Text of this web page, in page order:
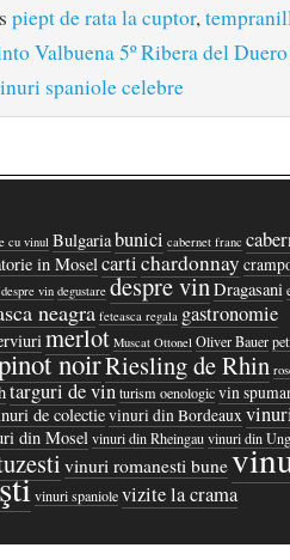
piept de rata la cuptor,
Valbuena 5º Ribera del
spaniole celebre
cu vinul Bulgariabunici cabernet franc
in Mosel cartichardonnay
vin degustare despre vinDragasani
neagra feteasca regala gastronomie
merlot Muscat Ottonel Oliver Bauer
noirRiesling de Rhin
targuri de vinturism oenologicvin
de colectievinuri din Bordeaux
din Mosel vinuri din Rheingauvinuri din
vinuri romanesti bune
vinuri spaniolevizite la crama